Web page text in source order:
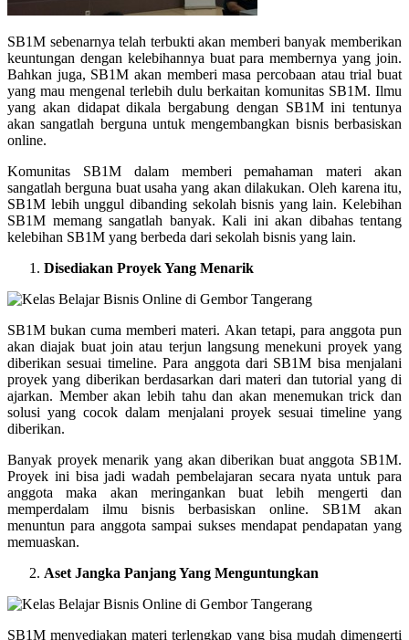
SB1M sebenarnya telah terbukti akan memberi banyak memberikan
keuntungan dengan kelebihannya buat para membernya yang join.
Bahkan juga, SB1M akan memberi masa percobaan atau trial buat
yang mau mengenal terlebih dulu berkaitan komunitas SB1M. Ilmu
yang akan didapat dikala bergabung dengan SB1M ini tentunya
akan sangatlah berguna untuk mengembangkan bisnis berbasiskan
online.
Komunitas SB1M dalam memberi pemahaman materi akan
sangatlah berguna buat usaha yang akan dilakukan. Oleh karena itu,
SB1M lebih unggul dibanding sekolah bisnis yang lain. Kelebihan
SB1M memang sangatlah banyak. Kali ini akan dibahas tentang
kelebihan SB1M yang berbeda dari sekolah bisnis yang lain.
Disediakan Proyek Yang Menarik
SB1M bukan cuma memberi materi. Akan tetapi, para anggota pun
akan diajak buat join atau terjun langsung menekuni proyek yang
diberikan sesuai timeline. Para anggota dari SB1M bisa menjalani
proyek yang diberikan berdasarkan dari materi dan tutorial yang di
ajarkan. Member akan lebih tahu dan akan menemukan trick dan
solusi yang cocok dalam menjalani proyek sesuai timeline yang
diberikan.
Banyak proyek menarik yang akan diberikan buat anggota SB1M.
Proyek ini bisa jadi wadah pembelajaran secara nyata untuk para
anggota maka akan meringankan buat lebih mengerti dan
memperdalam ilmu bisnis berbasiskan online. SB1M akan
menuntun para anggota sampai sukses mendapat pendapatan yang
memuaskan.
Aset Jangka Panjang Yang Menguntungkan
SB1M menyediakan materi terlengkap yang bisa mudah dimengerti